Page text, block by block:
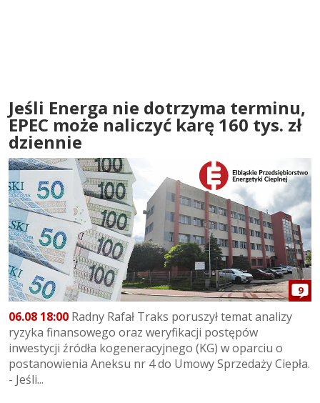
Jeśli Energa nie dotrzyma terminu,
EPEC może naliczyć karę 160 tys. zł
dziennie
9
06.08 18:00 Radny Rafał Traks poruszył temat analizy
ryzyka finansowego oraz weryfikacji postępów
inwestycji źródła kogeneracyjnego (KG) w oparciu o
postanowienia Aneksu nr 4 do Umowy Sprzedaży Ciepła.
- Jeśli...